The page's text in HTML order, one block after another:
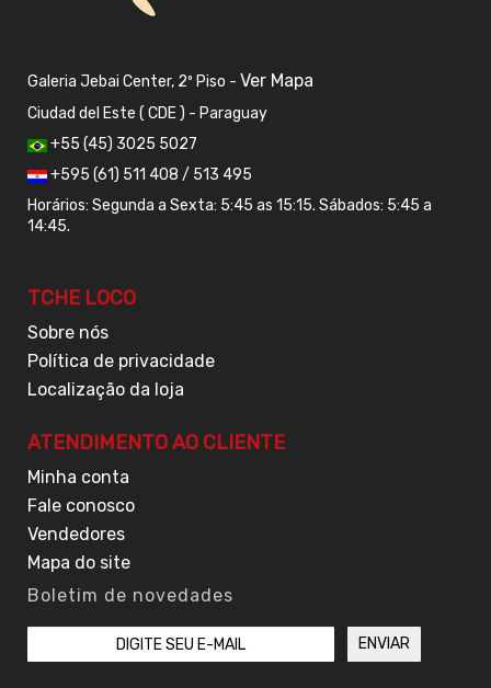
Galeria Jebai Center, 2º Piso - Ver Mapa
Ciudad del Este ( CDE ) - Paraguay
+55 (45) 3025 5027
+595 (61) 511 408 / 513 495
Horários: Segunda a Sexta: 5:45 as 15:15. Sábados: 5:45 a
14:45.
TCHE LOCO
Sobre nós
Política de privacidade
Localização da loja
ATENDIMENTO AO CLIENTE
Minha conta
Fale conosco
Vendedores
Mapa do site
Boletim de novedades